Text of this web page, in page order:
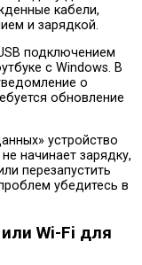
кабели,
и зарядкой.
подключением
с Windows. В
о
обновление
устройство
начинает зарядку,
перезапустить
убедитесь в
Wi-Fi для